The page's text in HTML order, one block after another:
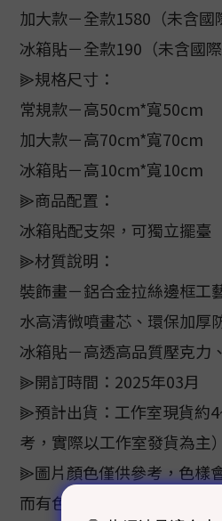
加大款－全款1580（未含國
冰箱貼－全款190（未含國際
⫸規格尺寸：
常規款－高50cm*寬50cm
加大款－高70cm*寬70cm
冰箱貼－高10cm*寬10cm
⫸商品配置：
冰箱貼配支架，可獨立擺臺
⫸材質說明：
裝飾畫－鋁合金拉絲邊框工
水高清微噴畫芯、環保加厚
冰箱貼－高透高品質壓克力
⫸開訂時間：2025年03月
⫸預計出貨：工作室現貨約
考，實際以工作室發貨為主）
⫸圖片顏色僅供參考，色樣
而有色差，顏色以實際商品為